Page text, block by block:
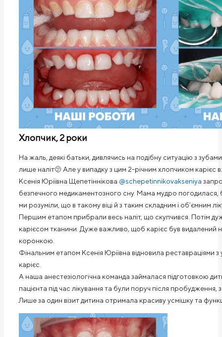
Хлопчик, 2 роки
На жаль, деякі батьки, дивлячись на подібну ситуацію з
лише наліт🫤 Але у випадку з цим 2-річним хлопчиком карієс
Ксенія Юріївна Щепетіннікова @schepetinnikovakseniya
безпечного медикаментозного сну. Мама мудро
ми розуміли, що в такому віці й з таким складним і об’ємним
Першим етапом прибрали весь наліт, що скупчився. Потім
карієсом тканини. Дуже важливо, щоб карієс був видалений
коронкою.⠀
Фінальним етапом Ксенія Юріївна відновила реставраціями з
карієс.⠀
А наша анестезіологічна команда займалася підготовкою
пацієнта під час лікування та були поруч після
Лише за один візит дитина отримала красиву усмішку та